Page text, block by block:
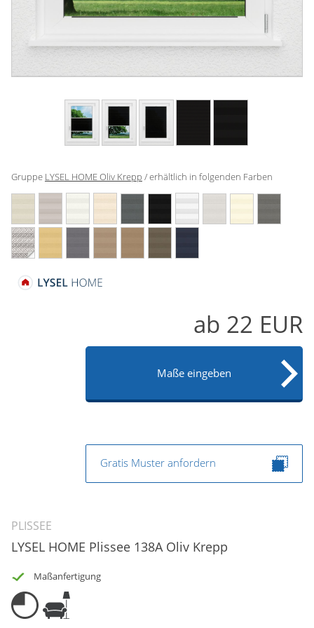
Gardinenstange
Gruppe LYSEL HOME Oliv Krepp / erhältlich in folgenden Farben
PLISSEE
LYSEL HOME Plissee 138A Oliv Krepp
Maßanfertigung
ab 22 EUR
Maße eingeben
Gratis Muster anfordern